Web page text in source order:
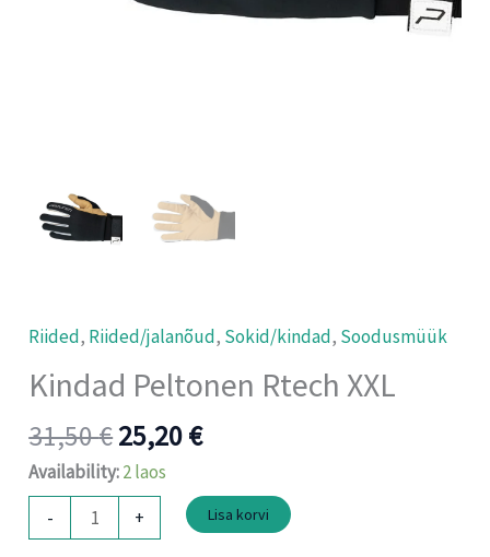
Riided, Riided/jalanõud, Sokid/kindad, Soodusmüük
Kindad Peltonen Rtech XXL
31,50€25,20€
Availability:2 laos
-
+ Lisa korvi